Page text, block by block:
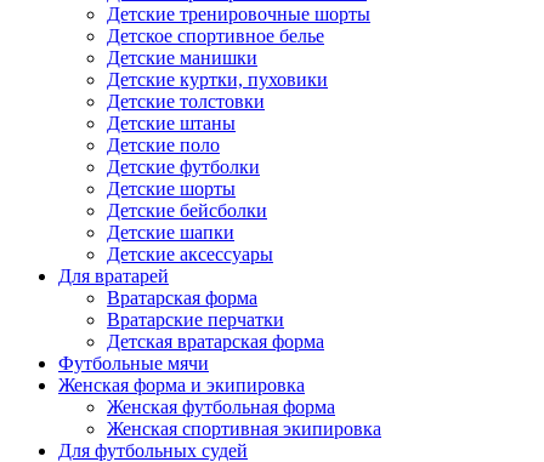
Детские тренировочные шорты
Детское спортивное белье
Детские манишки
Детские куртки, пуховики
Детские толстовки
Детские штаны
Детские поло
Детские футболки
Детские шорты
Детские бейсболки
Детские шапки
Детские аксессуары
Для вратарей
Вратарская форма
Вратарские перчатки
Детская вратарская форма
Футбольные мячи
Женская форма и экипировка
Женская футбольная форма
Женская спортивная экипировка
Для футбольных судей